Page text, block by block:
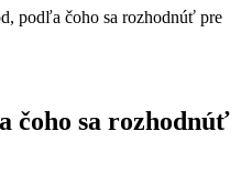
podľa čoho sa rozhodnúť pre
čoho sa rozhodnúť